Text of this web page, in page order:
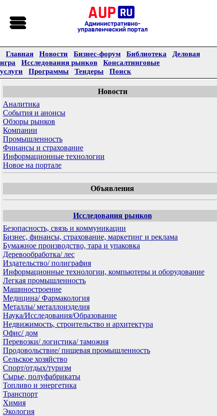
Главная Новости Бизнес-форум Библиотека
Деловая
игра
Исследования рынков
Консалтинговые
услуги
Программы Тендеры Поиск
Новости
Аналитика
События и анонсы
Обзоры рынков
Компании
Промышленность
Финансы и страхование
Информационные технологии
Новое на портале
Объявления
Исследования рынков
Безопасность, связь и коммуникации
Бизнес, финансы, страхование, маркетинг и реклама
Бумажное производство, тара и упаковка
Деревообработка/ лес
Издательство/ полиграфия
Информационные технологии, компьютеры и оборудование
Легкая промышленность
Машиностроение
Медицина/ Фармакология
Металлы/ металлоизделия
Наука/Исследования/Образование
Недвижимость, строительство и архитектура
Офис/ дом
Перевозки/ логистика/ таможня
Продовольствие/ пищевая промышленность
Сельское хозяйство
Спорт/отдых/туризм
Сырье, полуфабрикаты
Топливо и энергетика
Транспорт
Химия
Экология